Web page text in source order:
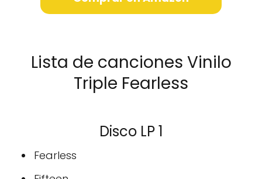
Lista de canciones Vinilo
Triple Fearless
Disco LP 1
Fearless